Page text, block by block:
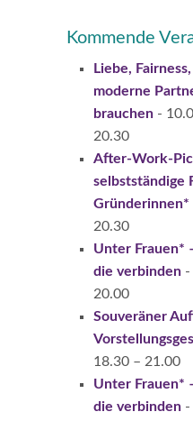
Kommende
Liebe,
moderne
brauchen -
20.30
After-Work-
selbstständige
Gründerinnen*
20.30
Unter Frauen*
die verbinden -
20.00
Souveräner
18.30 – 21.00
Unter Frauen*
die verbinden -